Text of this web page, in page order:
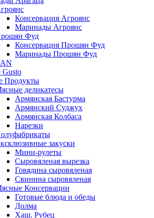
Консервация Агроянс
Маринады Агроянс
Фуд
Консервация Прошян Фуд
Маринады Прошян Фуд
Gusto
Продукты
деликатесы
Армянская Бастурма
Армянский Суджух
Армянская Колбаса
Нарезки
закуски
Мини-рулеты
Сыровяленая вырезка
Говядина сыровяленая
Свинина сыровяленая
Консервации
Готовые блюда и обеды
Долма
Хаш. Рубец